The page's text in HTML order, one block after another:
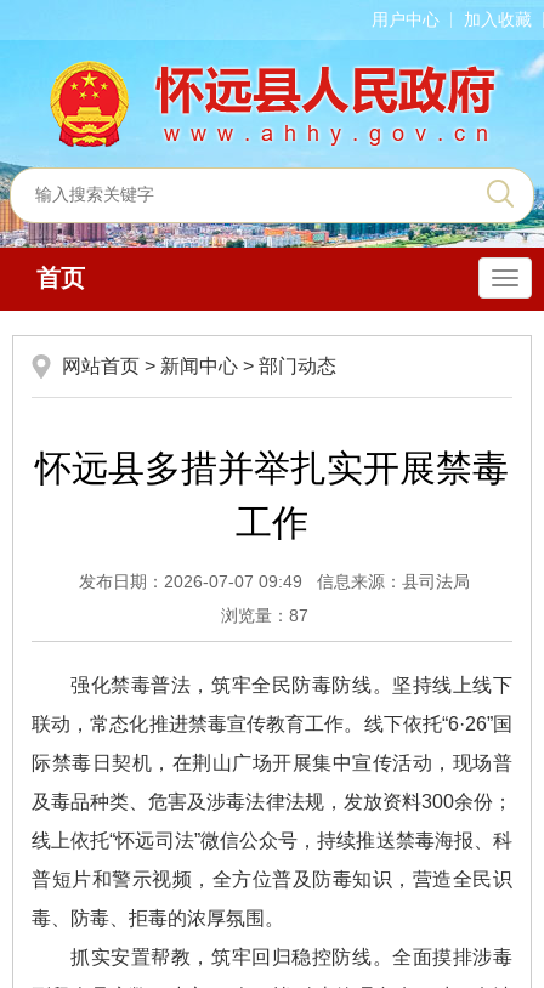
用户中心 加入收藏
导
航
首页
网站首页 > 新闻中心 > 部门动态
怀远县多措并举扎实开展禁毒
工作
发布日期：2026-07-07 09:49
信息来源：县司法局
浏览量： 87
强化禁毒普法，筑牢全民防毒防线。坚持线上线下
联动，常态化推进禁毒宣传教育工作。线下依托“6·26”国
际禁毒日契机，在荆山广场开展集中宣传活动，现场普
及毒品种类、危害及涉毒法律法规，发放资料300余份；
线上依托“怀远司法”微信公众号，持续推送禁毒海报、科
普短片和警示视频，全方位普及防毒知识，营造全民识
毒、防毒、拒毒的浓厚氛围。
抓实安置帮教，筑牢回归稳控防线。全面摸排涉毒